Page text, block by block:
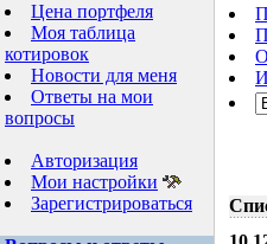
Цена портфеля
Моя таблица
котировок
Новости для меня
Ответы на мои
вопросы
Авторизация
Мои настройки
Зарегистрироваться